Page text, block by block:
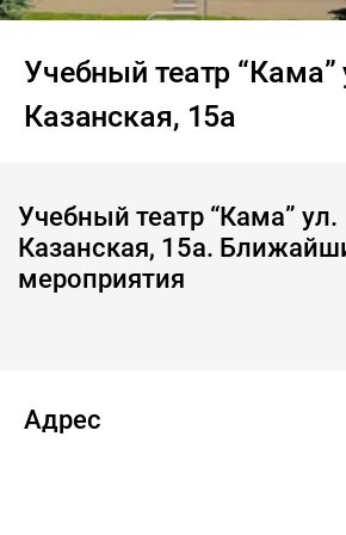
Учебный театр “Кама”
Казанская, 15а
Учебный театр “Кама” ул.
Казанская, 15а.
мероприятия
Адрес